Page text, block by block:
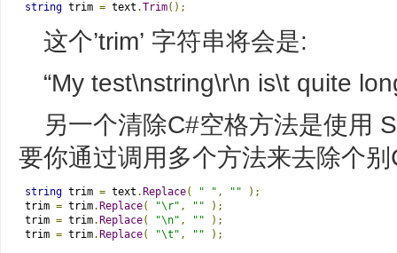
string trim = text .Trim();
这个’trim’ 字符串将会是:
另一个清除C#空格方法是使用
要你通过调用多个方法来去除个
string trim = text . Replace( " " , ""
);
trim = trim. Replace( "\r" , ""
);
trim = trim. Replace( "\n" , ""
);
trim = trim. Replace( "\t" , "" );